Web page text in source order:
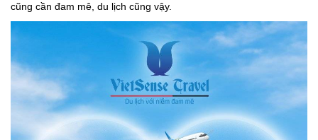
cũng cần đam mê, du lịch cũng vậy.